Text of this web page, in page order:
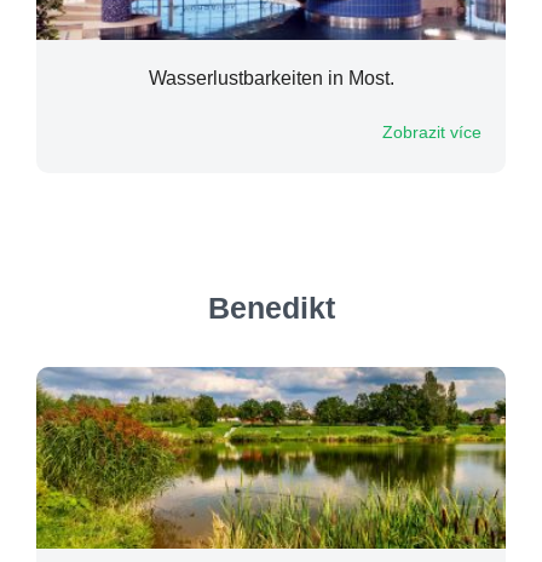
Wasserlustbarkeiten in Most.
Zobrazit více
Benedikt